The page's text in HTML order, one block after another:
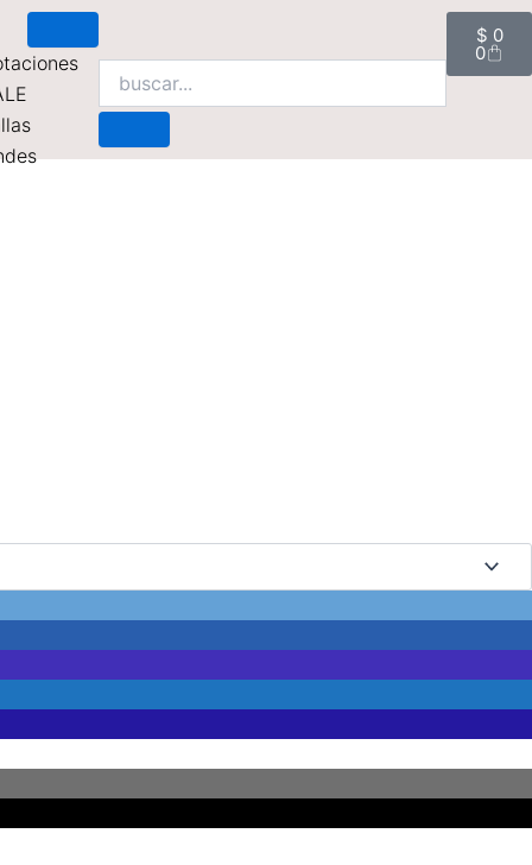
$ 0
0
Cart